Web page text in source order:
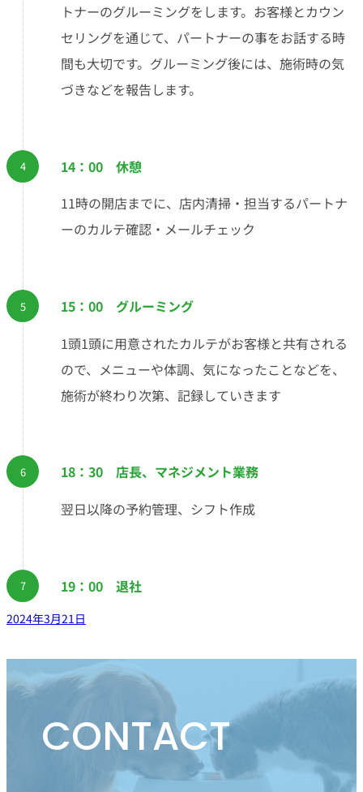
トナーのグルーミングをします。お客様とカウン
セリングを通じて、パートナーの事をお話する時
間も大切です。グルーミング後には、施術時の気
づきなどを報告します。
14：00 休憩
11時の開店までに、店内清掃・担当するパートナ
ーのカルテ確認・メールチェック
15：00 グルーミング
1頭1頭に用意されたカルテがお客様と共有される
ので、メニューや体調、気になったことなどを、
施術が終わり次第、記録していきます
18：30 店長、マネジメント業務
翌日以降の予約管理、シフト作成
19：00 退社
2024年3月21日
CONTACT